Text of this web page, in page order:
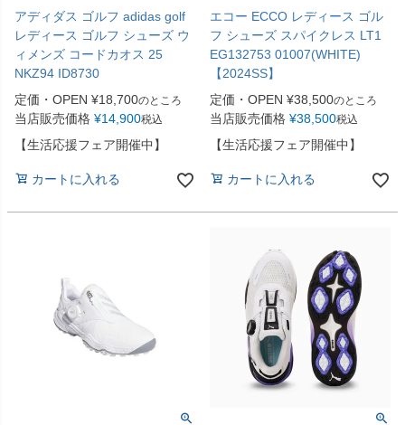
アディダス ゴルフ adidas golf
レディース ゴルフ シューズ ウ
ィメンズ コードカオス 25
NKZ94 ID8730
定価・OPEN ¥18,700のところ
当店販売価格 ¥14,900税込
【生活応援フェア開催中】
カートに入れる
エコー ECCO レディース ゴル
フ シューズ スパイクレス LT1
EG132753 01007(WHITE)
【2024SS】
定価・OPEN ¥38,500のところ
当店販売価格 ¥38,500税込
【生活応援フェア開催中】
カートに入れる